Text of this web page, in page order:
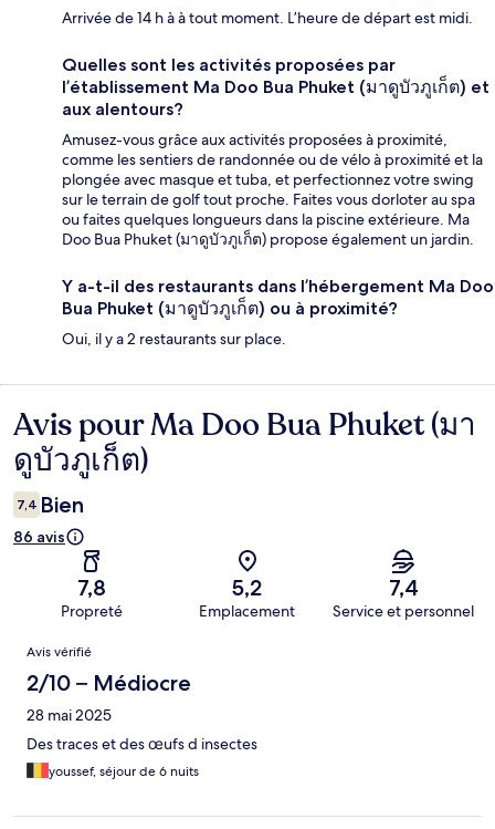
Arrivée de 14 h à à tout moment. L’heure de départ est midi.
Quelles sont les activités proposées par
l’établissement Ma Doo Bua Phuket (มาดูบัวภูเก็ต) et
aux alentours?
Amusez-vous grâce aux activités proposées à proximité,
comme les sentiers de randonnée ou de vélo à proximité et la
plongée avec masque et tuba, et perfectionnez votre swing
sur le terrain de golf tout proche. Faites vous dorloter au spa
ou faites quelques longueurs dans la piscine extérieure. Ma
Doo Bua Phuket (มาดูบัวภูเก็ต) propose également un jardin.
Y a-t-il des restaurants dans l’hébergement Ma Doo
Bua Phuket (มาดูบัวภูเก็ต) ou à proximité?
Oui, il y a 2 restaurants sur place.
Avis
Avis pour Ma Doo Bua Phuket (มา
ดูบัวภูเก็ต)
7,4 Bien
86 avis
7,8
Propreté
5,2
Emplacement
7,4
Service et personnel
Avis
Avis vérifié
2/10 – Médiocre
28 mai 2025
Des traces et des œufs d insectes
youssef, séjour de 6 nuits